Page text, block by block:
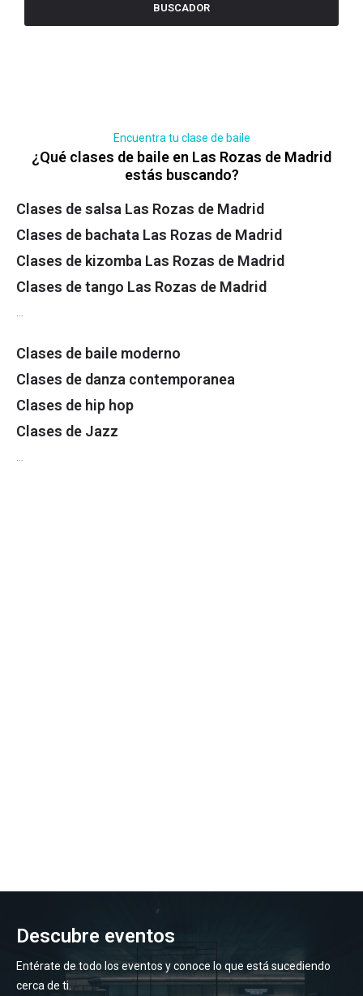
BUSCADOR
Encuentra tu clase de baile
¿Qué clases de baile en Las Rozas de Madrid
estás buscando?
Clases de salsa Las Rozas de Madrid
Clases de bachata Las Rozas de Madrid
Clases de kizomba Las Rozas de Madrid
Clases de tango Las Rozas de Madrid
Clases de baile moderno
Clases de danza contemporanea
Clases de hip hop
Clases de Jazz
Descubre eventos
Entérate de todo los eventos y conoce lo que está sucediendo
cerca de ti.